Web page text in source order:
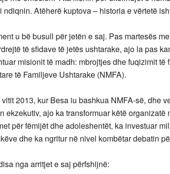
ndiqnin. Atëherë kuptova – historia e vërtetë
u bë busull për jetën e saj. Pas martesës
të sfidave të jetës ushtarake, ajo la pas
misionit të madh: mbrojtjes dhe fuqizimit
të Familjeve Ushtarake (NMFA).
2013, kur Besa iu bashkua NMFA-së, dhe
ekzekutiv, ajo ka transformuar këtë
për fëmijët dhe adoleshentët, ka investuar
dhe ka ngritur në nivel kombëtar debatin
nga arritjet e saj përfshijnë: